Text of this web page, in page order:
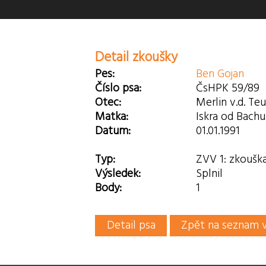
Detail zkoušky
Pes:
Ben Gojan
Číslo psa:
ČsHPK 59/89
Otec:
Merlin v.d.
Matka:
Iskra od
Datum:
01.01.1991
Typ:
ZVV 1:
Výsledek:
Splnil
Body:
1
Detail psa Zpět na seznam